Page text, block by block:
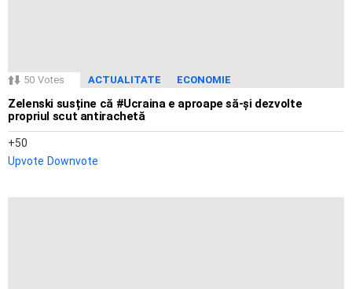
50 Votes ACTUALITATE ECONOMIE
Zelenski susține că #Ucraina e aproape să-și dezvolte
propriul scut antirachetă
50
Upvote Downvote